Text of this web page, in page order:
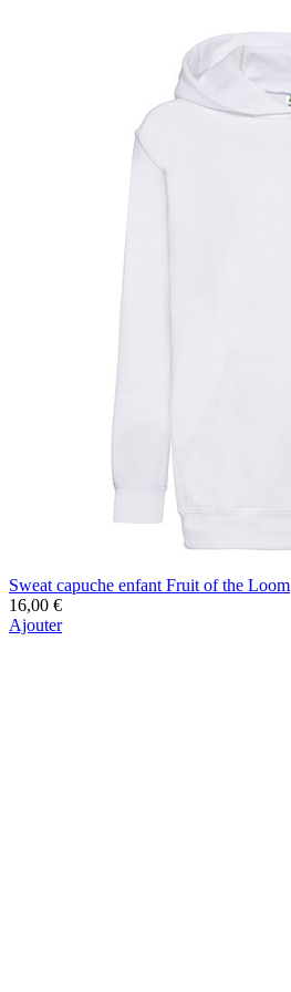
Sweat capuche enfant Fruit of the Loom
16,00 €
Ajouter